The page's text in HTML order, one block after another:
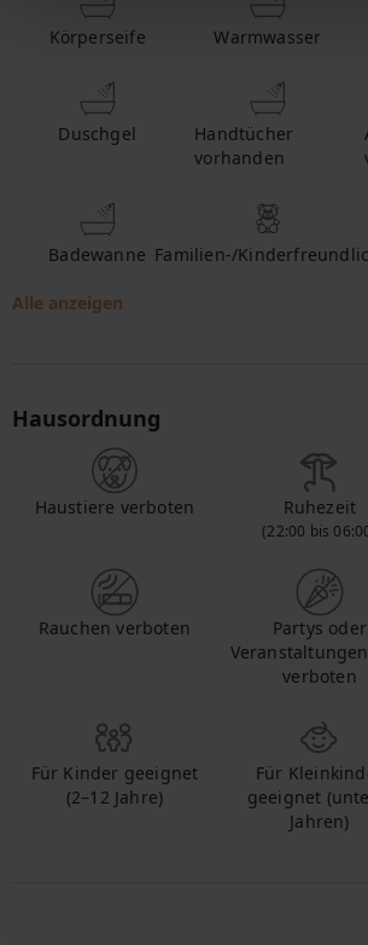
Körperseife Warmwasser
Duschgel
Handtücher
vorhanden
Badewanne Familien-/
Alle anzeigen
Hausordnung
Haustiere verboten Ruhezeit
(22:00 bis
Rauchen verboten
Partys oder
verboten
Für Kinder geeignet
(2–12 Jahre)
Für
geeignet
Jahren)